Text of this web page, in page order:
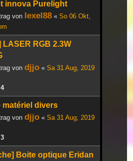
innova Purelight
von lexel88 « So 06 Okt,
LASER RGB 2.3W
von djjo « Sa 31 Aug, 2019
4
matériel divers
von djjo « Sa 31 Aug, 2019
3
Boite optique Eridan